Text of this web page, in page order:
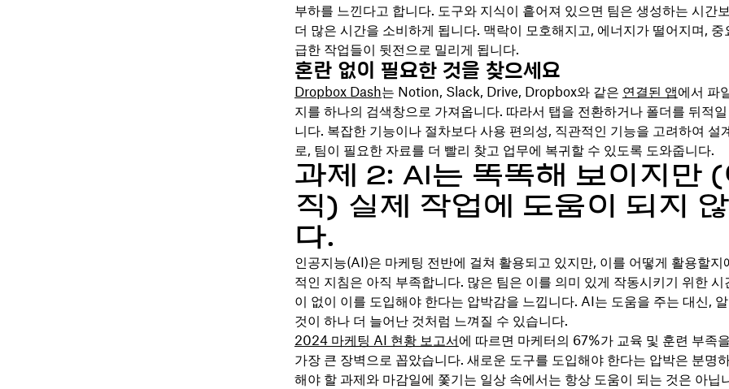
부하를 느낀다고 합니다. 도구와 지식이 흩어져 있으면 팀은 생성하는 시간
더 많은 시간을 소비하게 됩니다. 맥락이 모호해지고, 에너지가 떨어지며, 중
급한 작업들이 뒷전으로 밀리게 됩니다.
혼란 없이 필요한 것을 찾으세요
Dropbox Dash는 Notion, Slack, Drive, Dropbox와 같은 연결된 앱에서 파
지를 하나의 검색창으로 가져옵니다. 따라서 탭을 전환하거나 폴더를 뒤적
니다. 복잡한 기능이나 절차보다 사용 편의성, 직관적인 기능을 고려하여 설
로, 팀이 필요한 자료를 더 빨리 찾고 업무에 복귀할 수 있도록 도와줍니다.
과제 2: AI는 똑똑해 보이지만
직) 실제 작업에 도움이 되지
다.
인공지능(AI)은 마케팅 전반에 걸쳐 활용되고 있지만, 이를 어떻게 활용할지
적인 지침은 아직 부족합니다. 많은 팀은 이를 의미 있게 작동시키기 위한 시
이 없이 이를 도입해야 한다는 압박감을 느낍니다. AI는 도움을 주는 대신,
것이 하나 더 늘어난 것처럼 느껴질 수 있습니다.
2024 마케팅 AI 현황 보고서에 따르면 마케터의 67%가 교육 및 훈련 부족
가장 큰 장벽으로 꼽았습니다. 새로운 도구를 도입해야 한다는 압박은 분명
해야 할 과제와 마감일에 쫓기는 일상 속에서는 항상 도움이 되는 것은 아닙